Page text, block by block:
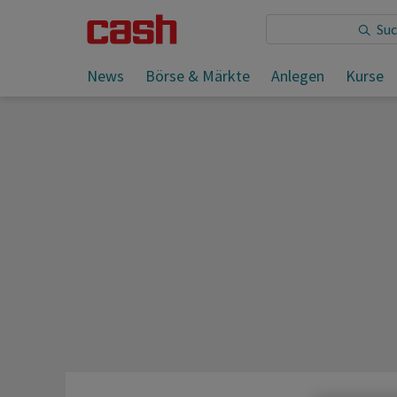
News Börse & Märkte Anlegen Kurse
Sie lesen: